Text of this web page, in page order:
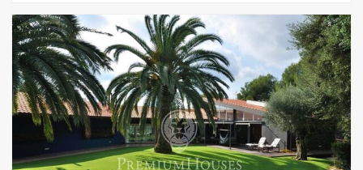
amb encant, restaurant o qualsevol tipus de negoci que
requereixi estar dins un entorn rural però amb proximitat a
Barcelona, aeroports, port esportiu, club de tenis o golf. Un
marc ideal amb un microclima únic per a gaudir d’una bona
qualitat de vida/negoci.